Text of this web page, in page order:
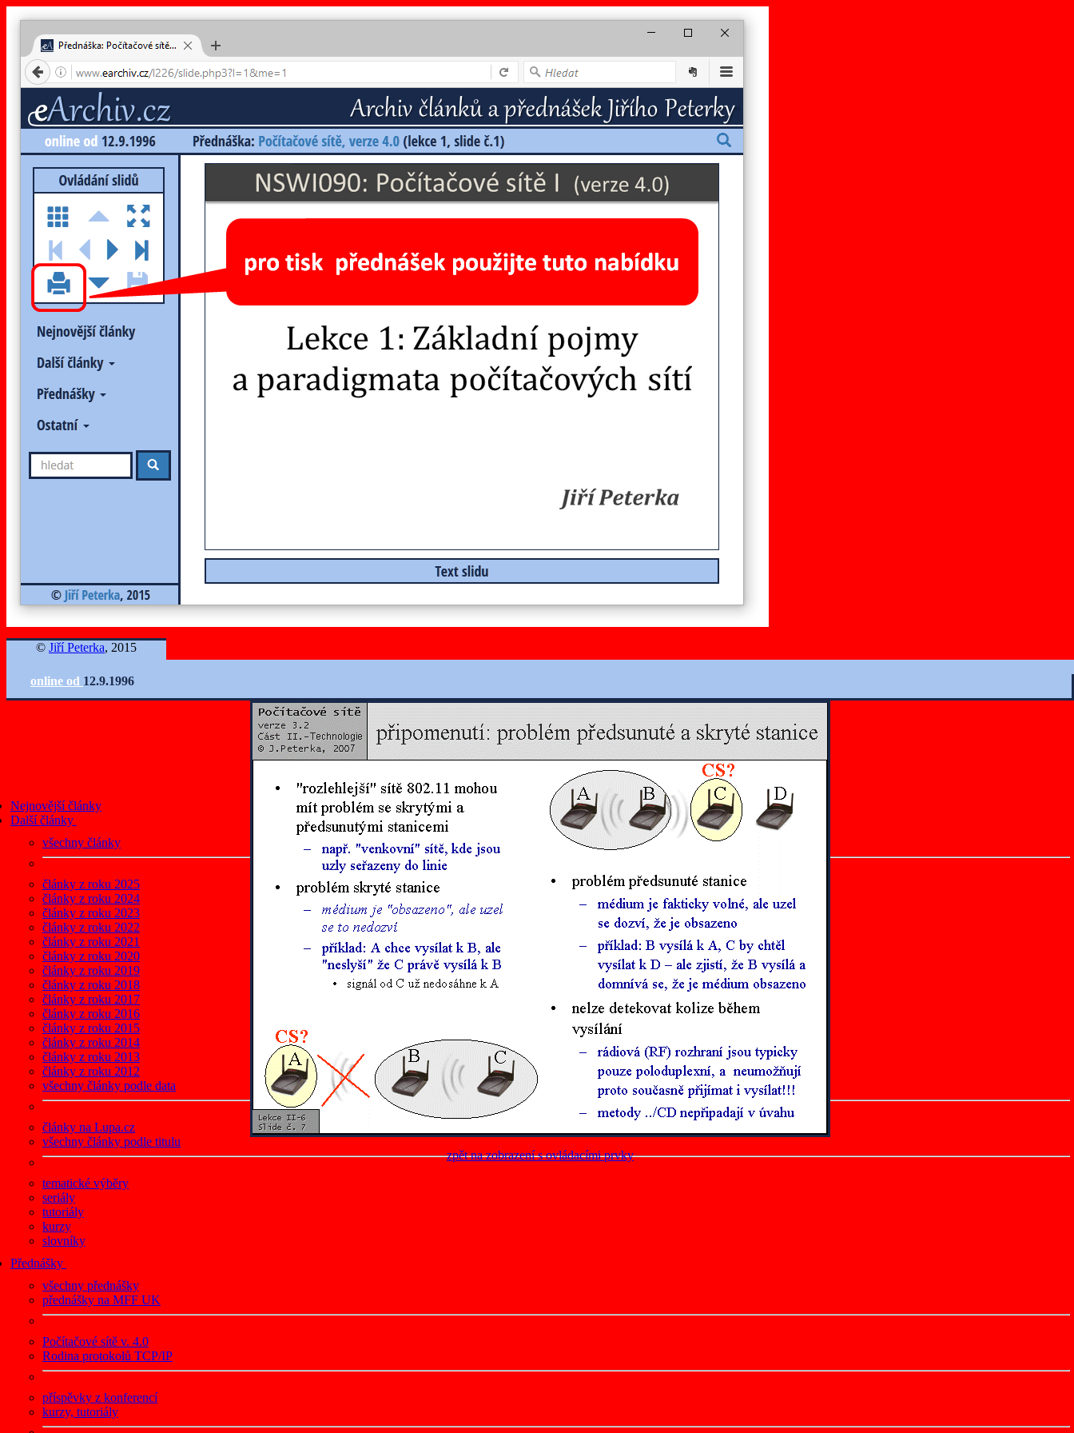
© Jiří Peterka, 2015
online od 12.9.1996
Nejnovější články
Další články
všechny články
články z roku 2025
články z roku 2024
články z roku 2023
články z roku 2022
články z roku 2021
články z roku 2020
články z roku 2019
články z roku 2018
články z roku 2017
články z roku 2016
články z roku 2015
články z roku 2014
články z roku 2013
články z roku 2012
všechny články podle data
články na Lupa.cz
všechny články podle titulu
tematické výběry
seriály
tutoriály
kurzy
slovníky
Přednášky
všechny přednášky
přednášky na MFF UK
Počítačové sítě v. 4.0
Rodina protokolů TCP/IP
příspěvky z konferencí
kurzy, tutoriály
zpět na zobrazení s ovládacími prvky